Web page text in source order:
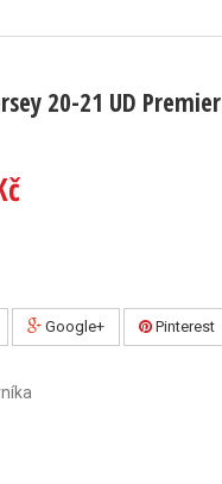
20-21 UD Premier
Google+ Pinterest